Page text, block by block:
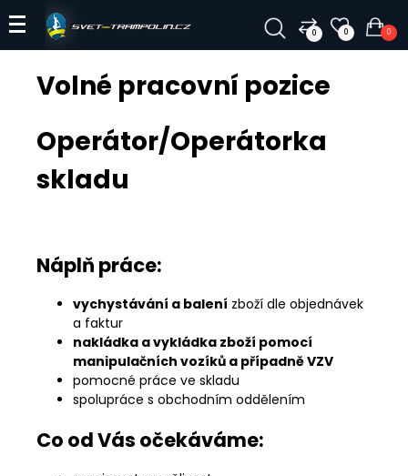
0 0 0
Volné pracovní pozice
Operátor/Operátorka
skladu
Náplň práce:
vychystávání a balení zboží dle objednávek
a faktur
nakládka a vykládka zboží pomocí
manipulačních vozíků a případně VZV
pomocné práce ve skladu
spolupráce s obchodním oddělením
Co od Vás očekáváme: